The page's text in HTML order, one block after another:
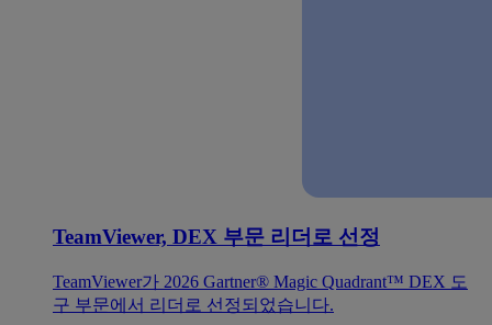
TeamViewer, DEX 부문 리더로 선정
TeamViewer가 2026 Gartner® Magic Quadrant™ DEX 도
구 부문에서 리더로 선정되었습니다.